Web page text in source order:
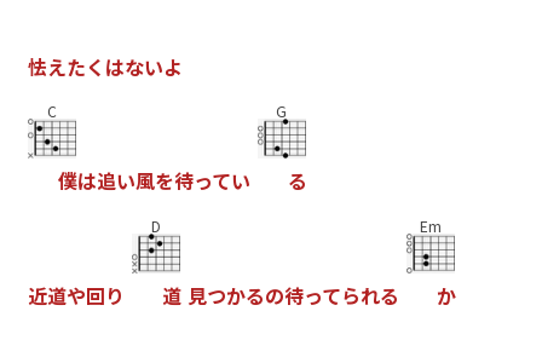
怯えたく はないよ
C
僕は追い風を待ってい
G
る
近道や回り
D
道 見つかるの待ってられる
Em
か